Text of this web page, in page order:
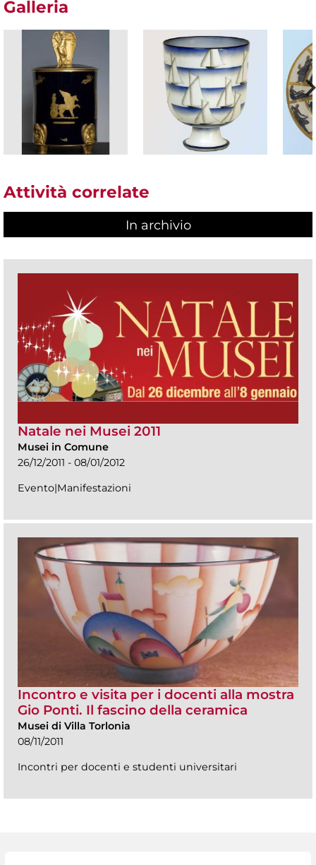
Galleria
Attività correlate
In archivio
Natale nei Musei 2011
Musei in Comune
26/12/2011 - 08/01/2012
Evento|Manifestazioni
Incontro e visita per i docenti alla mostra
Gio Ponti. Il fascino della ceramica
Musei di Villa Torlonia
08/11/2011
Incontri per docenti e studenti universitari